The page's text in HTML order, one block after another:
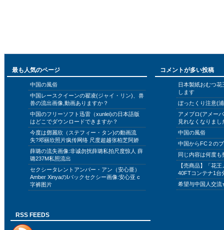
最も人気のページ
中国の風俗
中国レースクイーンの翟凌(ジャイ・リン)、兽
兽の流出画像,動画ありますか？
中国のフリーソフト迅雷（xunlei)の日本語版
はどこでダウンロードできますか？
今度は鄧麗欣（ステフィー・タン)の動画流
失?邓丽欣照片疯传网络 尺度超越张柏芝阿娇
薛璐の流失画像:非诚勿扰薛璐私拍尺度惊人 薛
璐237M私照流出
セクシータレントアンバー・アン（安心亜）
Amber XinyaのIバックセクシー画像:安心亚 c
字裤图片
コメントが多い投稿
日本製紙おむつ
します
ぼったくり注意(
アメブロ(アメー
見れなくなりまし
中国の風俗
中国からFC２の
同じ内容は何度
【売商品】「花
40FTコンテナ1台
希望与中国人交
RSS FEEDS